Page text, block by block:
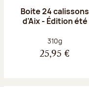
Boite 24 calissons
d'Aix - Édition été
Poids net :
310g
25,95 €